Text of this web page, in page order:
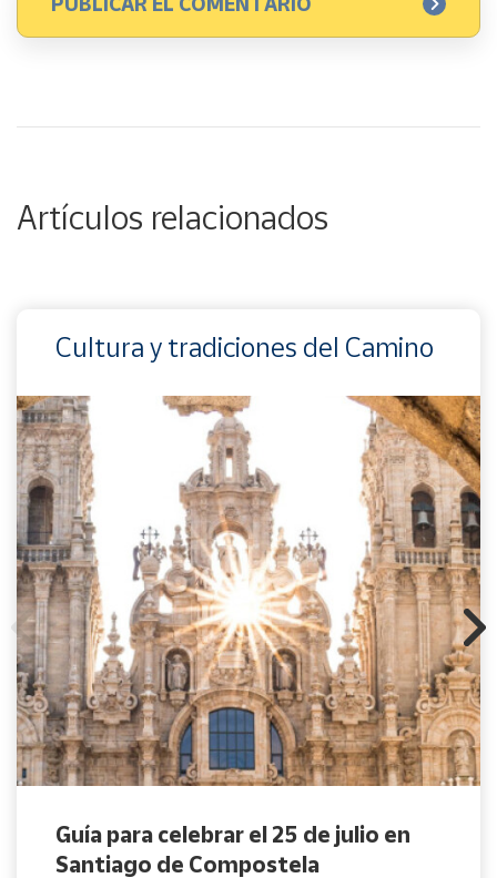
Artículos relacionados
Cultura y tradiciones del Camino
Guía para celebrar el 25 de julio en
Santiago de Compostela